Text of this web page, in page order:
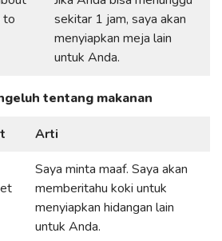
to
sekitar 1 jam, saya akan
menyiapkan meja lain
untuk Anda.
tentang makanan
Arti
Saya minta maaf. Saya akan
memberitahu koki untuk
menyiapkan hidangan lain
untuk Anda.